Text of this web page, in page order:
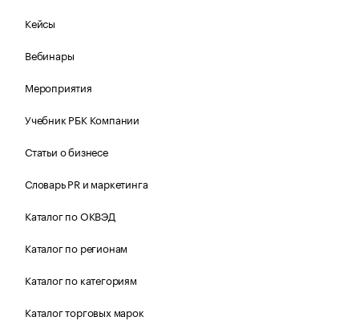
Кейсы
Вебинары
Мероприятия
Учебник РБК Компании
Статьи о бизнесе
Словарь PR и маркетинга
Каталог по ОКВЭД
Каталог по регионам
Каталог по категориям
Каталог торговых марок